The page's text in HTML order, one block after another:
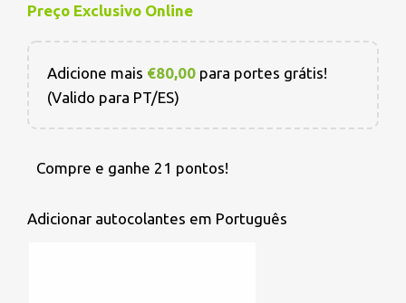
Preço Exclusivo Online
Adicione mais €80,00 para portes grátis!
(Valido para PT/ES)
Compre e ganhe 21 pontos!
Adicionar autocolantes em Português